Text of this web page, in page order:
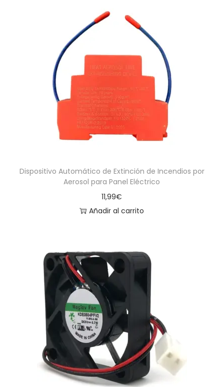
Dispositivo Automático de Extinción de Incendios por
Aerosol para Panel Eléctrico
11,99€
Añadir al carrito